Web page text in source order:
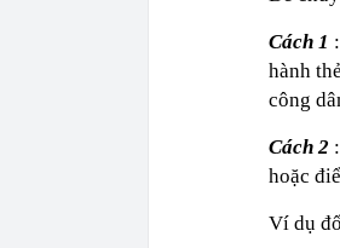
Cách 1
hành
công
Cách 2
hoặc
Ví dụ